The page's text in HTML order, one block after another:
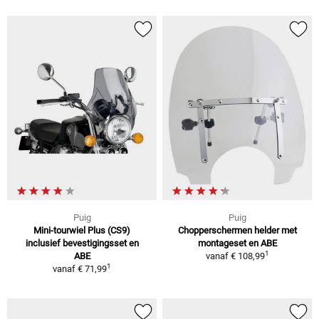
Puig
Mini-tourwiel Plus (CS9)
inclusief bevestigingsset en
ABE
vanaf € 71,991
Puig
Chopperschermen helder met
montageset en ABE
vanaf € 108,991